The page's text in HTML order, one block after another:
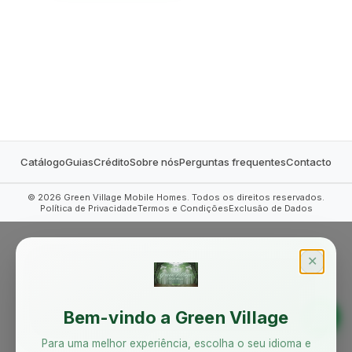
CatálogoGuiasCréditoSobre nósPerguntas frequentesContacto
© 2026 Green Village Mobile Homes. Todos os direitos reservados.
Política de PrivacidadeTermos e CondiçõesExclusão de Dados
✕
Bem-vindo a Green Village
Para uma melhor experiência, escolha o seu idioma e